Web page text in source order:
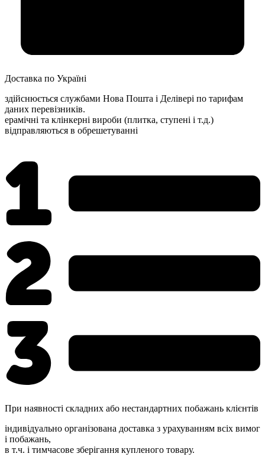
Доставка по Україні
здійснюється службами Нова Пошта і Делівері по тарифам
даних перевізників.
ерамічні та клінкерні вироби (плитка, ступені і т.д.)
відправляються в обрешетуванні
При наявності складних або нестандартних побажань клієнтів
індивідуально організована доставка з урахуванням всіх вимог
і побажань,
в т.ч. і тимчасове зберігання купленого товару.